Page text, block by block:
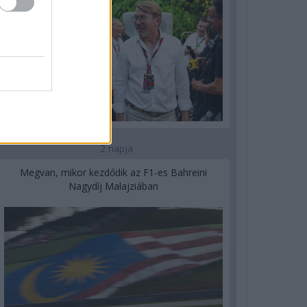
2 napja
Megvan, mikor kezdődik az F1-es Bahreini
Nagydíj Malajziában